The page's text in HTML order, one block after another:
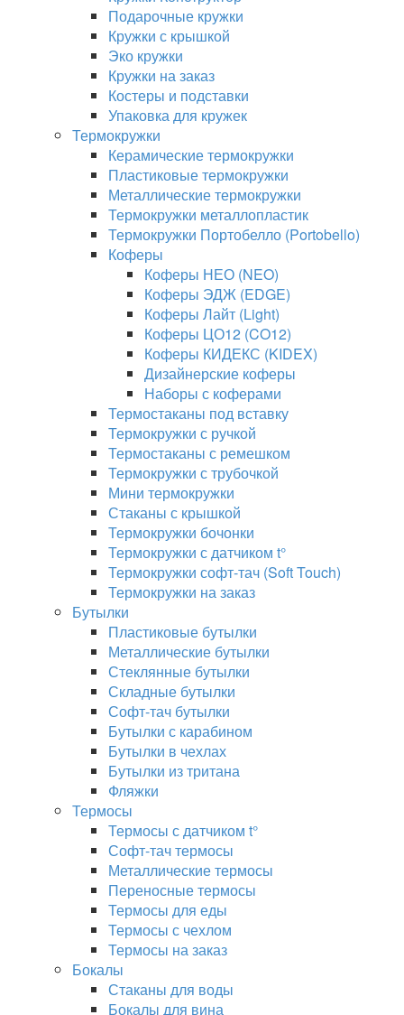
Подарочные кружки
Кружки с крышкой
Эко кружки
Кружки на заказ
Костеры и подставки
Упаковка для кружек
Термокружки
Керамические термокружки
Пластиковые термокружки
Металлические термокружки
Термокружки металлопластик
Термокружки Портобелло (Portobello)
Коферы
Коферы НЕО (NEO)
Коферы ЭДЖ (EDGE)
Коферы Лайт (Light)
Коферы ЦО12 (CO12)
Коферы КИДЕКС (KIDEX)
Дизайнерские коферы
Наборы с коферами
Термостаканы под вставку
Термокружки с ручкой
Термостаканы с ремешком
Термокружки с трубочкой
Мини термокружки
Стаканы с крышкой
Термокружки бочонки
Термокружки с датчиком t°
Термокружки софт-тач (Soft Touch)
Термокружки на заказ
Бутылки
Пластиковые бутылки
Металлические бутылки
Стеклянные бутылки
Складные бутылки
Софт-тач бутылки
Бутылки с карабином
Бутылки в чехлах
Бутылки из тритана
Фляжки
Термосы
Термосы с датчиком t°
Софт-тач термосы
Металлические термосы
Переносные термосы
Термосы для еды
Термосы с чехлом
Термосы на заказ
Бокалы
Стаканы для воды
Бокалы для вина